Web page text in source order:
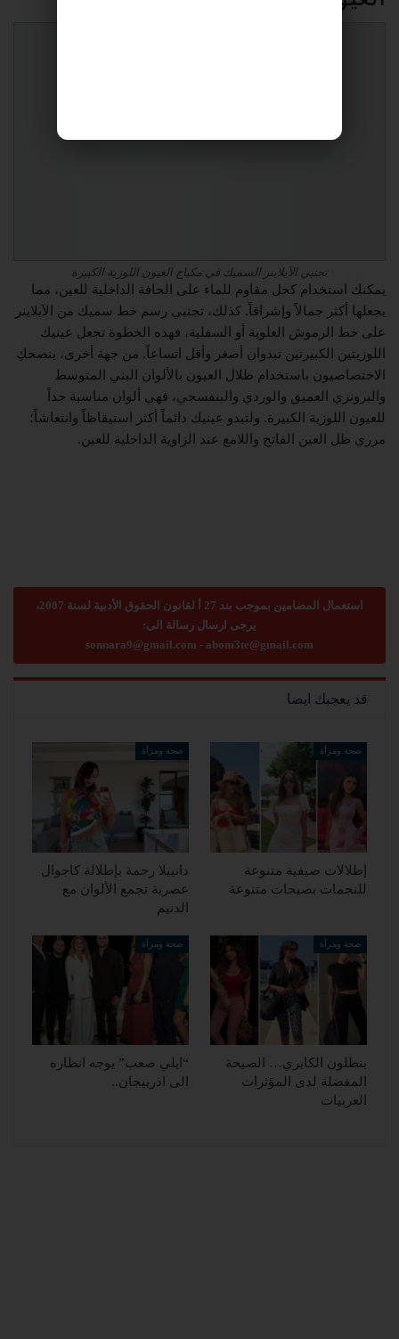
تجنبي الآيلاينر السميك في مكياج العيون اللوزية الكبيرة
يمكنك استخدام كحل مقاوم للماء على الحافة الداخلية للعين، مما
يجعلها أكثر جمالاً وإشراقاً. كذلك، تجنبي رسم خط سميك من الآيلاينر
على خط الرموش العلوية أو السفلية، فهذه الخطوة تجعل عينيك
اللوزيتين الكبيرتين تبدوان أصغر وأقل اتساعاً. من جهة أخرى، ينصحكِ
الاختصاصيون باستخدام ظلال العيون بالألوان البني المتوسط
والبرونزي العميق والوردي والبنفسجي، فهي ألوان مناسبة جداً
للعيون اللوزية الكبيرة. ولتبدو عينيك دائماً أكثر استيقاظاً وانتعاشاً؛
مرري ظل العين الفاتح واللامع عند الزاوية الداخلية للعين.
استعمال المضامين بموجب بند 27 أ لقانون الحقوق الأدبية لسنة 2007،
يرجى ارسال رسالة الى:
sonnara9@gmail.com - abom3te@gmail.com
قد يعجبك ايضا
صحة ومرأة
إطلالات صيفية متنوعة
للنجمات بصيحات متنوعة
صحة ومرأة
دانييلا رحمة بإطلالة كاجوال
عصرية تجمع الألوان مع
الدنيم
صحة ومرأة
بنطلون الكابري… الصيحة
المفضلة لدى المؤثرات
العربيات
صحة ومرأة
“ايلي صعب” يوجه انظاره
الى اذربيجان..